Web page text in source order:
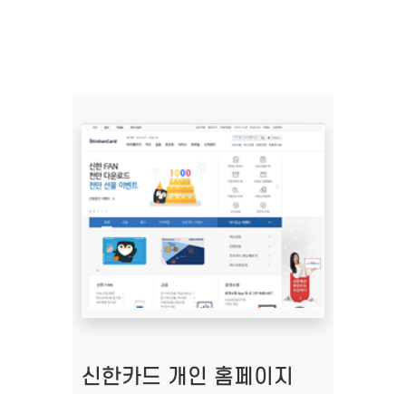
신한카드 개인 홈페이지